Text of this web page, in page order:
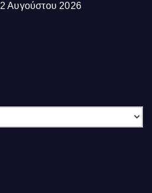
2 Αυγούστου 2026